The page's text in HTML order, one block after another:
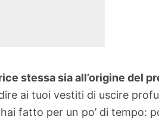
stessa sia all’origine del
ai tuoi vestiti di uscire
fatto per un po’ di tempo: